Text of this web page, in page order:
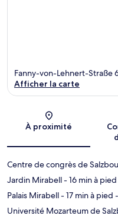
Fanny-von-Lehnert-Straße
Afficher la carte
À proximité
Centre de congrès de
Jardin Mirabell- 16 min à pied
Palais Mirabell- 17 min à pied
Université Mozarteum de